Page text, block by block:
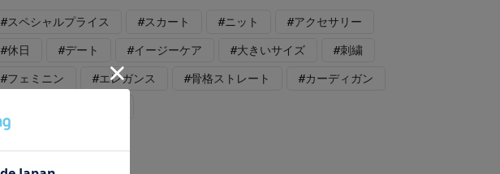
#スペシャルプライス #スカート #ニット #アクセサリー
#休日 #デート #イージーケア #大きいサイズ #刺繍
#フェミニン #エレガンス #骨格ストレート #カーディガン